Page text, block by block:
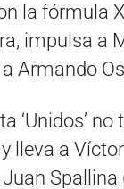
la fórmula
impulsa a
Armando
‘Unidos’
lleva a
Spallina